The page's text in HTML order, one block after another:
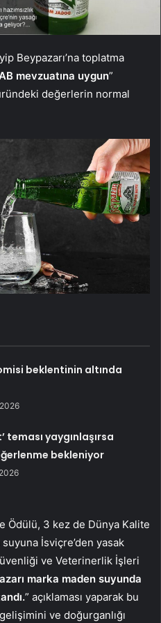
Beypazarı’na toplatma
mevzuatına uygun”
değerlerin normal
beklentinin altında
teması yaygınlaşırsa
bekleniyor
Ödülü, 3 kez de Dünya Kalite
İsviçre’den yasak
ve Veterinerlik İşleri
marka maden suyunda
” açıklaması yaparak bu
ve doğurganlığı